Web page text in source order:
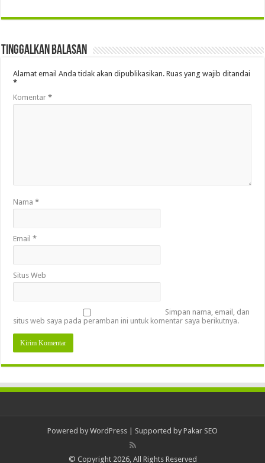
Tinggalkan Balasan
Alamat email Anda tidak akan dipublikasikan. Ruas yang wajib ditandai
*
Komentar*
Nama*
Email*
Situs Web
Simpan nama, email, dan
situs web saya pada peramban ini untuk komentar saya berikutnya.
Powered by WordPress | Supported by Pakar SEO
© Copyright 2026, All Rights Reserved